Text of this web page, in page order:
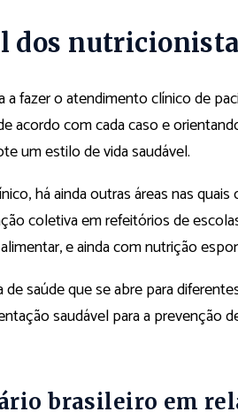
dos
a fazer o atendimento clínico de
acordo com cada caso e
um estilo de vida saudável.
há ainda outras áreas nas
coletiva em refeitórios de
e ainda com nutrição
de saúde que se abre para
saudável para a prevenção
brasileiro em